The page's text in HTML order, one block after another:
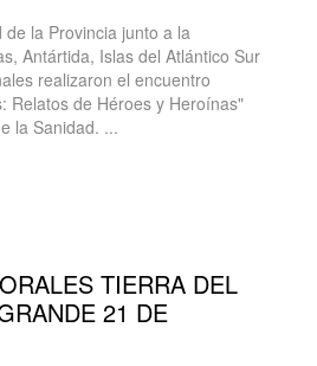
de la Provincia junto a la
Antártida, Islas del Atlántico Sur
realizaron el encuentro
Relatos de Héroes y Heroínas"
la Sanidad. ...
TIERRA DEL
21 DE